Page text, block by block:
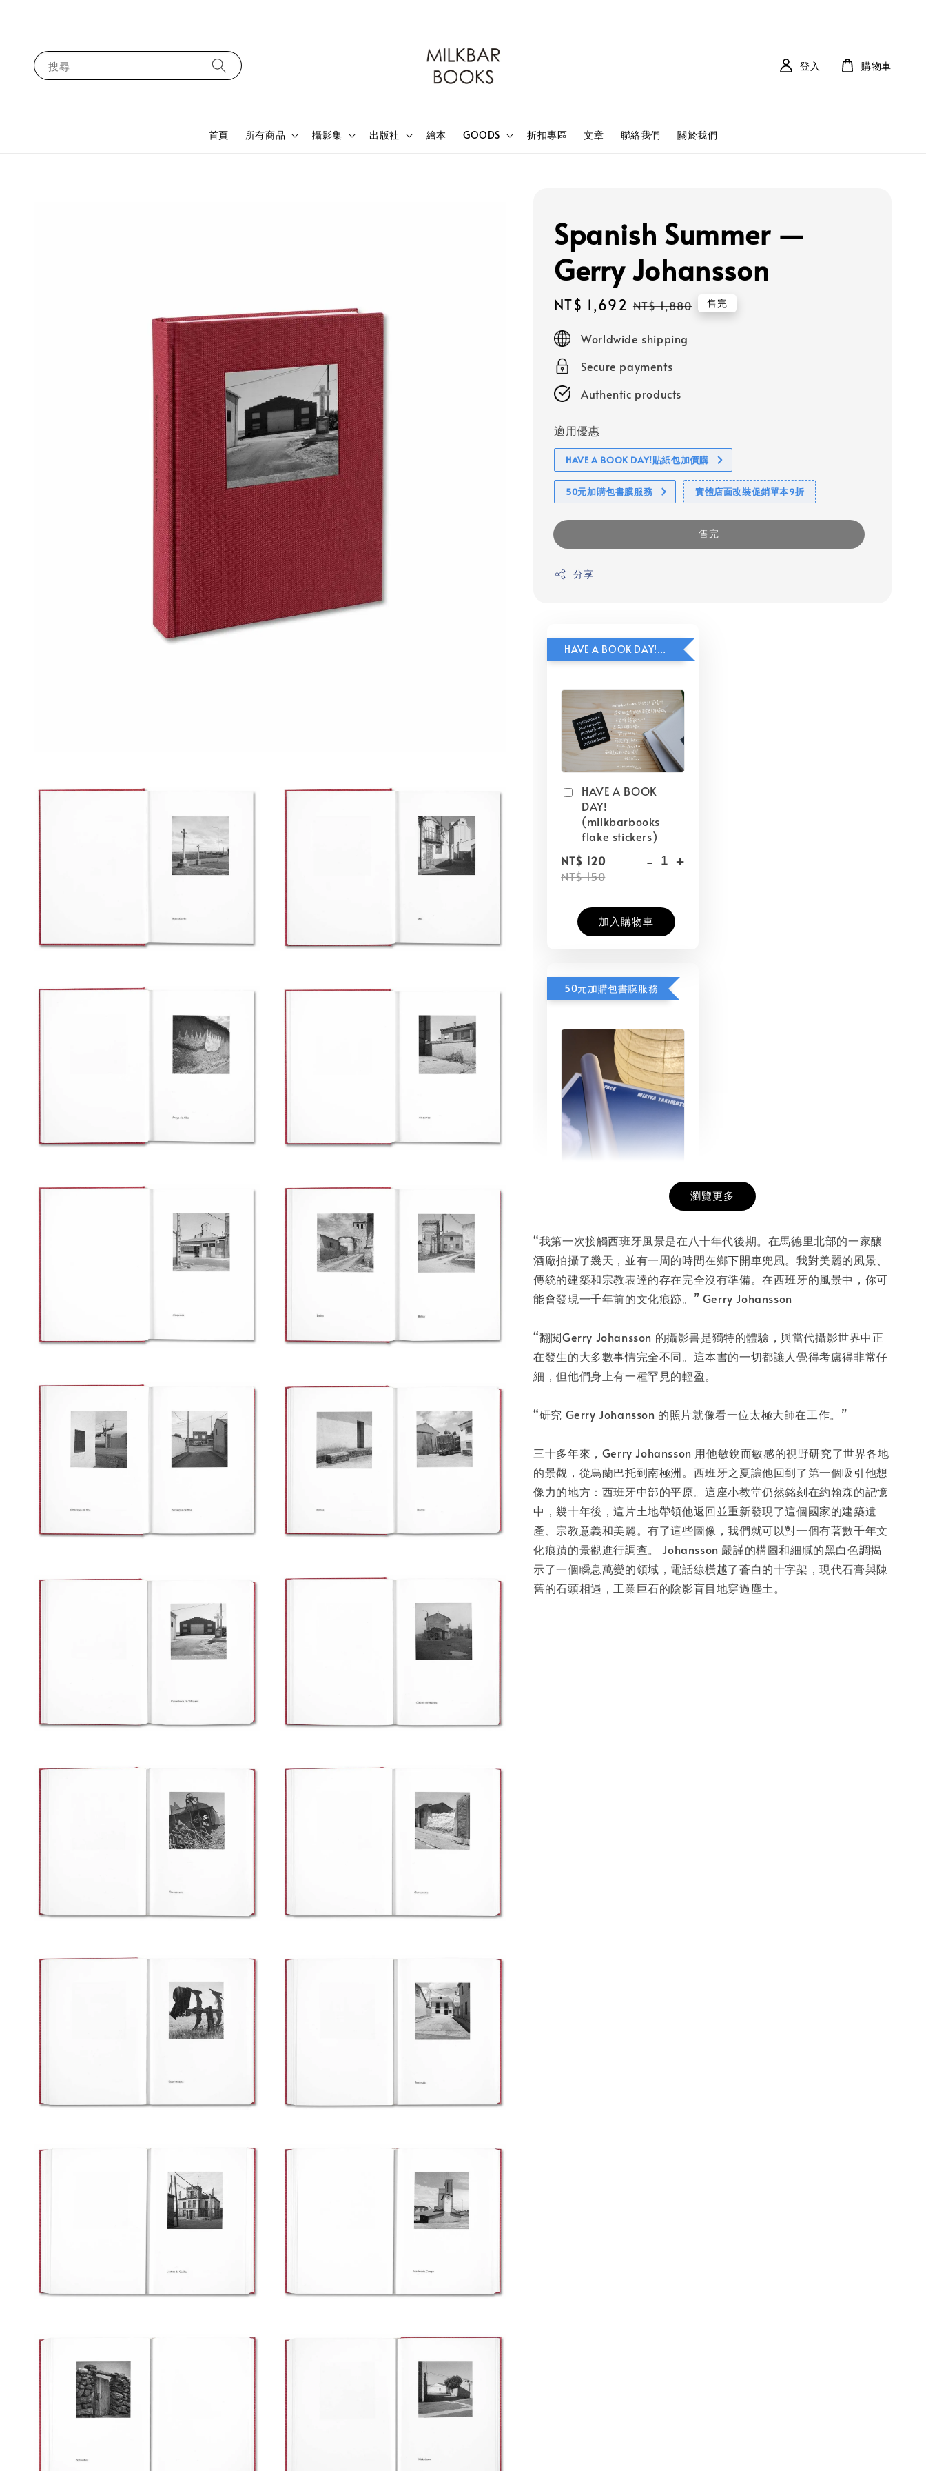
搜尋
首頁 所有商品 攝影集 出版社 繪本 GOODS 折扣專區 文章 聯絡我們 關於我們
登入 購物車
Spanish Summer —
Gerry Johansson
Sale
price
NT$ 1,692 Regular
NT$ 1,880 售完
Worldwide shipping
Secure payments
Authentic products
適用優惠
HAVE A BOOK DAY!貼紙包加價購
50元加購包書膜服務 實體店面改裝促銷單本9折
售完
分享
HAVE A BOOK DAY!貼紙包加價購
HAVE A BOOK
DAY!
(milkbarbooks
flake stickers)
NT$ 120
NT$ 150
- +
加入購物車
50元加購包書膜服務
NT$ 50
NT$ 100
- +
加入購物車
瀏覽更多
“我第一次接觸西班牙風景是在八十年代後期。在馬德里北部的一家釀
酒廠拍攝了幾天，並有一周的時間在鄉下開車兜風。我對美麗的風景、
傳統的建築和宗教表達的存在完全沒有準備。在西班牙的風景中，你可
能會發現一千年前的文化痕跡。” Gerry Johansson
“翻閱Gerry Johansson 的攝影書是獨特的體驗，與當代攝影世界中正
在發生的大多數事情完全不同。這本書的一切都讓人覺得考慮得非常仔
細，但他們身上有一種罕見的輕盈。
“研究 Gerry Johansson 的照片就像看一位太極大師在工作。”
三十多年來，Gerry Johansson 用他敏銳而敏感的視野研究了世界各地
的景觀，從烏蘭巴托到南極洲。西班牙之夏讓他回到了第一個吸引他想
像力的地方：西班牙中部的平原。這座小教堂仍然銘刻在約翰森的記憶
中，幾十年後，這片土地帶領他返回並重新發現了這個國家的建築遺
產、宗教意義和美麗。有了這些圖像，我們就可以對一個有著數千年文
化痕蹟的景觀進行調查。 Johansson 嚴謹的構圖和細膩的黑白色調揭
示了一個瞬息萬變的領域，電話線橫越了蒼白的十字架，現代石膏與陳
舊的石頭相遇，工業巨石的陰影盲目地穿過塵土。